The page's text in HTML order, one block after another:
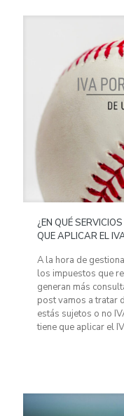
¿EN QUÉ
QUE APLICAR EL
A la hora de
los impuestos que
generan más
post vamos a tratar
estás sujetos o no
tiene que aplicar el